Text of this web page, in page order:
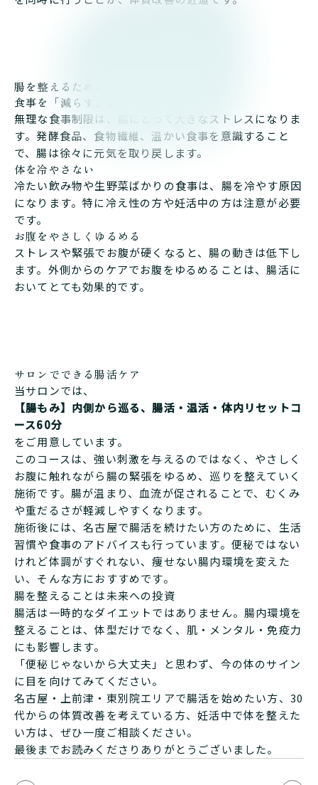
腸を整えるために大切な視点
食事を「減らす」より「整える」
無理な食事制限は、腸にとって大きなストレスになりま
す。発酵食品、食物繊維、温かい食事を意識すること
で、腸は徐々に元気を取り戻します。
体を冷やさない
冷たい飲み物や生野菜ばかりの食事は、腸を冷やす原因
になります。特に冷え性の方や妊活中の方は注意が必要
です。
お腹をやさしくゆるめる
ストレスや緊張でお腹が硬くなると、腸の動きは低下し
ます。外側からのケアでお腹をゆるめることは、腸活に
おいてとても効果的です。
サロンでできる腸活ケア
当サロンでは、
【腸もみ】内側から巡る、腸活・温活・体内リセットコ
ース60分
をご用意しています。
このコースは、強い刺激を与えるのではなく、やさしく
お腹に触れながら腸の緊張をゆるめ、巡りを整えていく
施術です。腸が温まり、血流が促されることで、むくみ
や重だるさが軽減しやすくなります。
施術後には、名古屋で腸活を続けたい方のために、生活
習慣や食事のアドバイスも行っています。便秘ではない
けれど体調がすぐれない、痩せない腸内環境を変えた
い、そんな方におすすめです。
腸を整えることは未来への投資
腸活は一時的なダイエットではありません。腸内環境を
整えることは、体型だけでなく、肌・メンタル・免疫力
にも影響します。
「便秘じゃないから大丈夫」と思わず、今の体のサイン
に目を向けてみてください。
名古屋・上前津・東別院エリアで腸活を始めたい方、30
代からの体質改善を考えている方、妊活中で体を整えた
い方は、ぜひ一度ご相談ください。
最後までお読みくださりありがとうございました。